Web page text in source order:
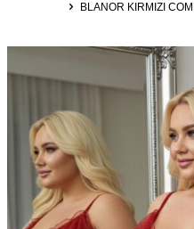
BLANOR KIRMIZI